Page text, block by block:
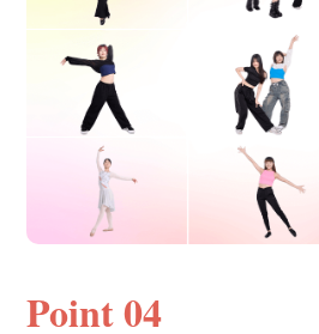
Point 04